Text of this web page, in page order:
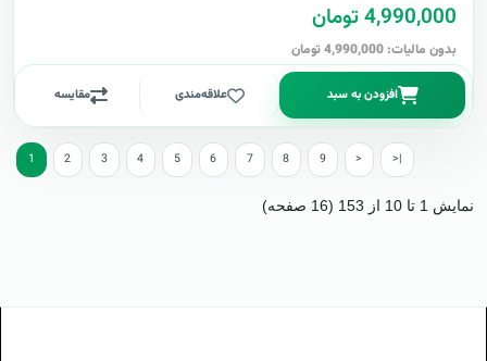
4,990,000 تومان
بدون مالیات: 4,990,000 تومان
افزودن به سبد علاقه‌مندی مقایسه
1 2 3 4 5 6 7 8 9 > >|
نمایش 1 تا 10 از 153 (16 صفحه)